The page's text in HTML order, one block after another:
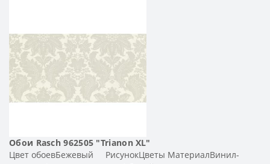
Обои Rasch 962505 "Trianon XL"
Цвет обоевБежевый РисунокЦветы МатериалВинил-